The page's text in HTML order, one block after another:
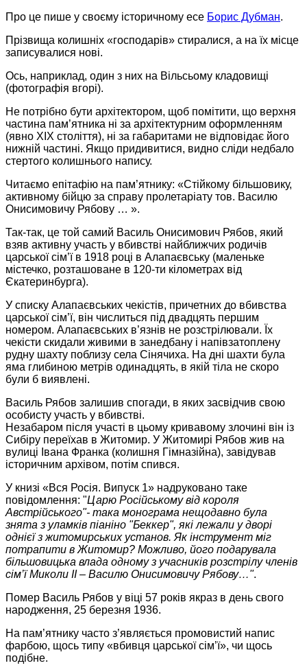
Про це пише у своєму історичному есе Борис Дубман.
Прізвища колишніх «господарів» стиралися, а на їх місце
записувалися нові.
Ось, наприклад, один з них на Вільсьому кладовищі
(фотографія вгорі).
Не потрібно бути архітектором, щоб помітити, що верхня
частина пам’ятника ні за архітектурним оформленням
(явно XIX століття), ні за габаритами не відповідає його
нижній частині. Якщо придивитися, видно сліди недбало
стертого колишнього напису.
Читаємо епітафію на пам’ятнику: «Стійкому більшовику,
активному бійцю за справу пролетаріату тов. Василю
Онисимовичу Рябову … ».
Так-так, це той самий Василь Онисимович Рябов, який
взяв активну участь у вбивстві найближчих родичів
царської сім’ї в 1918 році в Алапаєвську (маленьке
містечко, розташоване в 120-ти кілометрах від
Єкатеринбурга).
У списку Алапаєвських чекістів, причетних до вбивства
царської сім’ї, він числиться під двадцять першим
номером. Алапаєвських в’язнів не розстрілювали. Їх
чекісти скидали живими в занедбану і напівзатоплену
рудну шахту поблизу села Сінячиха. На дні шахти була
яма глибиною метрів одинадцять, в якій тіла не скоро
були б виявлені.
Василь Рябов залишив спогади, в яких засвідчив свою
особисту участь у вбивстві.
Незабаром після участі в цьому кривавому злочині він із
Сибіру переїхав в Житомир. У Житомирі Рябов жив на
вулиці Івана Франка (колишня Гімназійна), завідував
історичним архівом, потім спився.
У книзі «Вся Росія. Випуск 1» надруковано таке
повідомлення: "Царю Російському від короля
Австрійського"- така монограма нещодавно була
знята з уламків піаніно "Беккер", які лежали у дворі
однієї з житомирських установ. Як інструмент міг
потрапити в Житомир? Можливо, його подарувала
більшовицька влада одному з учасників розстрілу членів
сім’ї Миколи II – Василю Онисимовичу Рябову…".
Помер Василь Рябов у віці 57 років якраз в день свого
народження, 25 березня 1936.
На пам’ятнику часто з’являється промовистий напис
фарбою, щось типу «вбивця царської сім’ї», чи щось
подібне.